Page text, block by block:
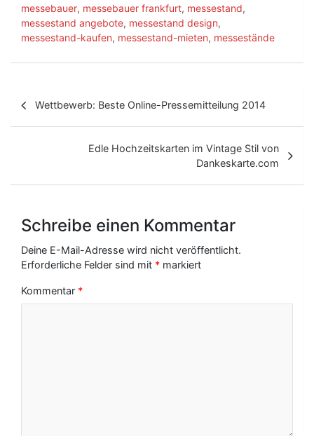
messebauer, messebauer frankfurt, messestand,
messestand angebote, messestand design,
messestand-kaufen, messestand-mieten, messestände
r
g
N
Wettbewerb: Beste Online-Pressemitteilung 2014
Edle Hochzeitskarten im Vintage Stil von
Dankeskarte.com
Schreibe einen Kommentar
Deine E-Mail-Adresse wird nicht veröffentlicht.
Erforderliche Felder sind mit * markiert
Kommentar *